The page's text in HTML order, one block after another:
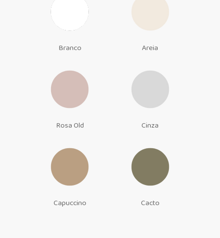
Branco Areia
Rosa Old Cinza
Capuccino Cacto